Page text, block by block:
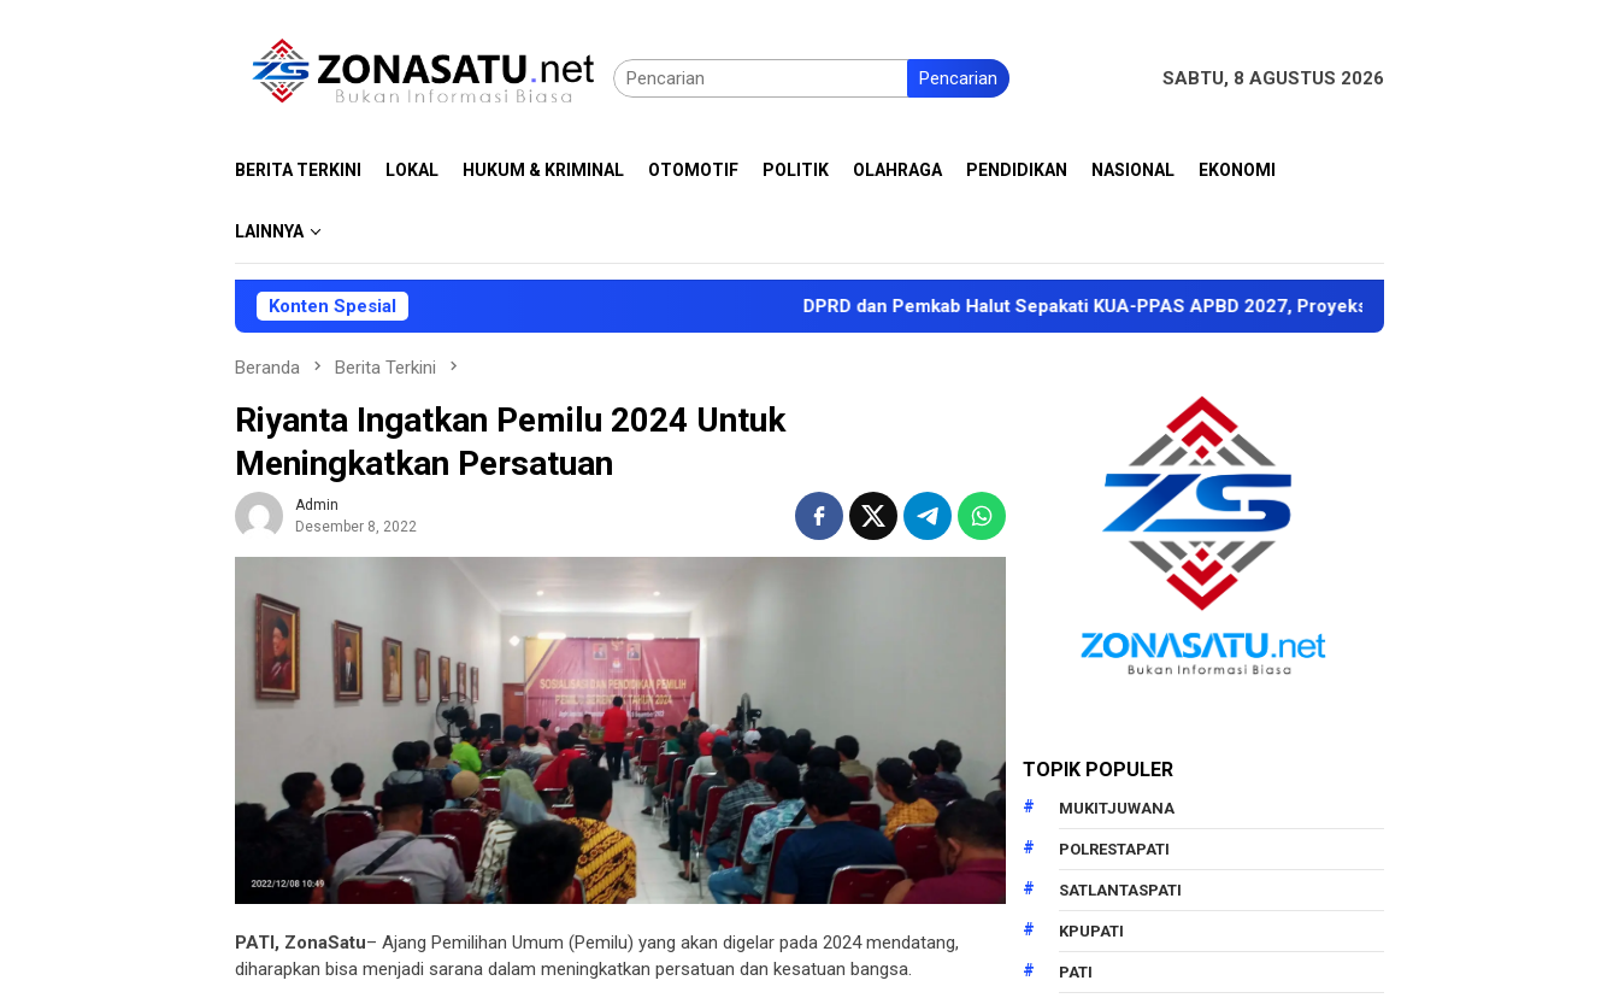
Pencarian SABTU, 8 AGUSTUS 2026
BERITA TERKINI LOKAL HUKUM & KRIMINAL OTOMOTIF POLITIK OLAHRAGA PENDIDIKAN NASIONAL EKONOMI
LAINNYA
Konten Spesial DPRD dan Pemkab Halut Sepakati KUA-PPAS APBD 2027, Proyeksi Pendapatan Rp1,8 Triliun
Beranda Berita Terkini
Riyanta Ingatkan Pemilu 2024 Untuk
Meningkatkan Persatuan
Admin
Desember 8, 2022
PATI, ZonaSatu– Ajang Pemilihan Umum (Pemilu) yang akan digelar pada 2024 mendatang,
diharapkan bisa menjadi sarana dalam meningkatkan persatuan dan kesatuan bangsa.
TOPIK POPULER
MUKITJUWANA
POLRESTAPATI
SATLANTASPATI
KPUPATI
PATI